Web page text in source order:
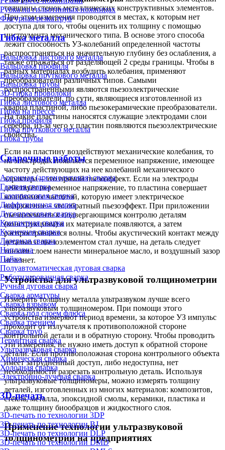
Рубка на гильотинных ножницах
Фигурная резка труб
Гибка металла
Вальцовка листового металла
Вальцовка профиля
Вальцовка пруткового металла
Вальцовка трубы
3D-гибка проволоки
Гибка листового металла
Гибка на прессе
Гибка профиля
Гибка пруткового металла
Гибка трубы
Сварочные работы
Аргонная (аргонодуговая) сварка
Газовая сварка
Газопрессовая сварка
Диффузионная сварка
Дугопрессовая сварка
Контактная сварка
Кузнечная сварка
Лазерная сварка
Наплавка
Пайка
Полуавтоматическая дуговая сварка
Роботизированная сварка
Ручная дуговая сварка
Сварка арматуры
Сварка взрывом
Сварка под слоем флюса
Сварка трением
Сварка труб
Термитная сварка
Ультразвуковая сварка
Химическая сварка
Холодная сварка
Электронно-лучевая сварка
3D-печать
3D-печать по технологии 3DP
3D-печать по технологии BJ
3D-печать по технологии DLP
3D-печать по технологии DMD
толщины стенок металлических конструктивных элементов.
При этом измерения проводятся в местах, к которым нет
доступа для того, чтобы оценить их толщину с помощью
инструмента механического типа. В основе этого способа
лежит способность УЗ-колебаний определенной частоты
распространяться на значительную глубину без ослабления, а
также отражаться от разделяющей 2 среды границы. Чтобы в
разных материалах возбудить колебания, применяют
преобразователи различных типов. Самыми
распространенными являются пьезоэлектрические
преобразователи, по сути, являющиеся изготовленной из
кварца пластиной, либо пьезокерамические преобразователи.
На такие пластины наносятся служащие электродами слои
серебра, из-за чего у пластин появляются пьезоэлектрические
свойства.
Если на пластину воздействуют механические колебания, то
на электродах появляется переменное напряжение, имеющее
частоту действующих на нее колебаний механического
характера – это прямой пьезоэффект. Если на электроды
действует переменное напряжение, то пластина совершает
колебания с частотой, которую имеет электрическое
напряжение – это обратный пьезоэффект. При приложении
пьезоэлемента к подвергающимся контролю деталям
(конструкциям) в их материале появляются, а затем
распространяются волны. Чтобы акустический контакт между
деталью и пьезоэлементом стал лучше, на деталь следует
тонким слоем нанести минеральное масло, и воздушный зазор
исчезнет.
Устройства для ультразвуковой толщинометрии
Измерить толщину металла ультразвуком лучше всего
ультразвуковым толщиномером. При помощи этого
устройства измеряют период времени, за которое УЗ импульс
проходит от излучателя к противоположной стороне
контрольной детали и в обратную сторону. Чтобы проводить
эти измерения, не нужно иметь доступ к обратной стороне
детали. Если противоположная сторона контрольного объекта
имеет затрудненный доступ, либо недоступна, нет
необходимости разрезать контрольную деталь. Используя
ультразвуковые толщиномеры, можно измерять толщину
деталей, изготовленных из многих материалов: композитов,
стекла, металла, эпоксидной смолы, керамики, пластика и
даже толщину биообразцов и жидкостного слоя.
Применение технологии ультразвуковой
толщинометрии на предприятиях